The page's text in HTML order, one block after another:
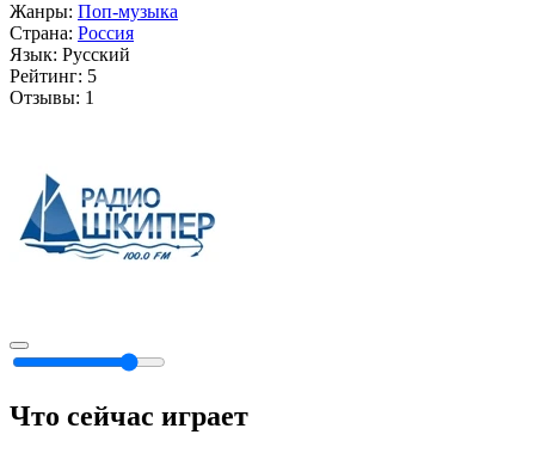
Жанры: Поп-музыка
Страна: Россия
Язык: Русский
Рейтинг: 5
Отзывы: 1
Что сейчас играет